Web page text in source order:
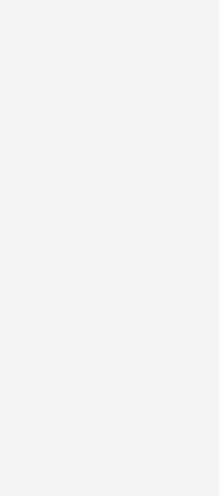
ALLGRIP AGS Comfort
kombinierter Wert der CO₂-
ALLGRIP AGS Comfort+
kombinierter Wert der CO₂-
HYBRID Edition
km; kombinierter Wert der CO2-
HYBRID Comfort
km; kombinierter Wert der CO2-
HYBRID AT Comfort
km; kombinierter Wert der CO2-
HYBRID ALLGRIP Comfort
km; kombinierter Wert der CO2-